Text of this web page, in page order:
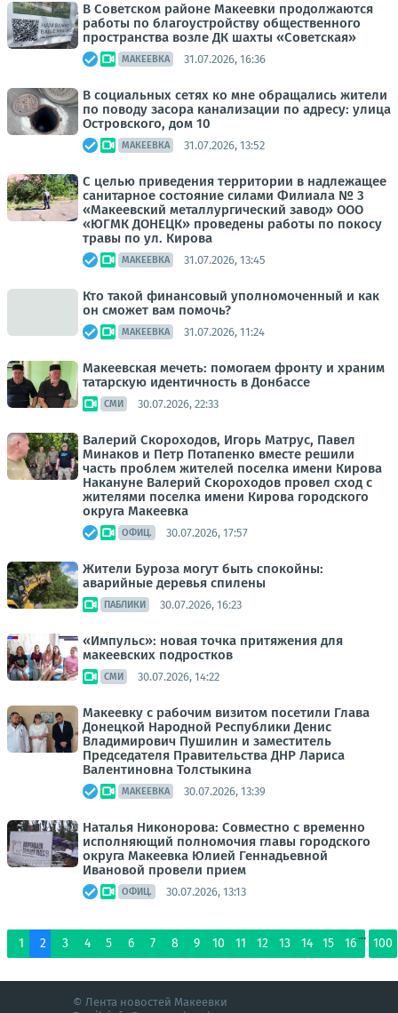
В Советском районе Макеевки продолжаются
работы по благоустройству общественного
пространства возле ДК шахты «Советская»
МАКЕЕВКА 31.07.2026, 16:36
В социальных сетях ко мне обращались жители
по поводу засора канализации по адресу: улица
Островского, дом 10
МАКЕЕВКА 31.07.2026, 13:52
С целью приведения территории в надлежащее
санитарное состояние силами Филиала № 3
«Макеевский металлургический завод» ООО
«ЮГМК ДОНЕЦК» проведены работы по покосу
травы по ул. Кирова
МАКЕЕВКА 31.07.2026, 13:45
Кто такой финансовый уполномоченный и как
он сможет вам помочь?
МАКЕЕВКА 31.07.2026, 11:24
Макеевская мечеть: помогаем фронту и храним
татарскую идентичность в Донбассе
СМИ 30.07.2026, 22:33
Валерий Скороходов, Игорь Матрус, Павел
Минаков и Петр Потапенко вместе решили
часть проблем жителей поселка имени Кирова
Накануне Валерий Скороходов провел сход с
жителями поселка имени Кирова городского
округа Макеевка
ОФИЦ. 30.07.2026, 17:57
Жители Буроза могут быть спокойны:
аварийные деревья спилены
ПАБЛИКИ 30.07.2026, 16:23
«Импульс»: новая точка притяжения для
макеевских подростков
СМИ 30.07.2026, 14:22
Макеевку с рабочим визитом посетили Глава
Донецкой Народной Республики Денис
Владимирович Пушилин и заместитель
Председателя Правительства ДНР Лариса
Валентиновна Толстыкина
МАКЕЕВКА 30.07.2026, 13:39
Наталья Никонорова: Совместно с временно
исполняющий полномочия главы городского
округа Макеевка Юлией Геннадьевной
Ивановой провели прием
ОФИЦ. 30.07.2026, 13:13
1 2 3 4 5 6 7 8 9 10 11 12 13 14 15 16
...
100
© Лента новостей Макеевки